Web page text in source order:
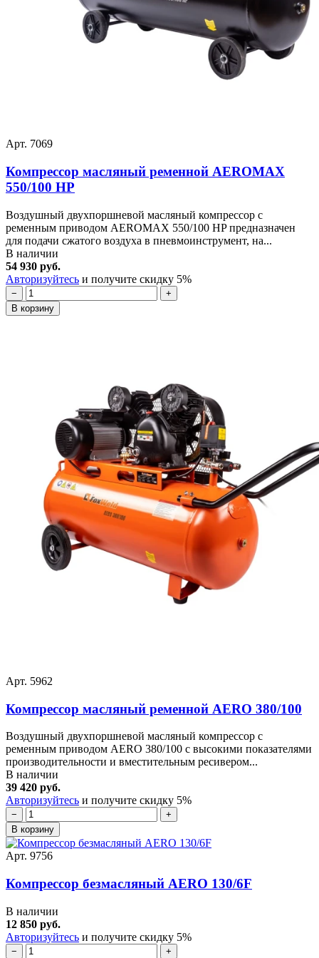
031-759
Муфта быстроразъемная 1/4"
(N000-031-752)
N000-
031-752
461.36
Арт. 7069
Компрессор масляный ременной AEROMAX
550/100 HP
Воздушный двухпоршневой масляный компрессор с
ременным приводом AEROMAX 550/100 HP предназначен
для подачи сжатого воздуха в пневмоинструмент, на...
В наличии
54 930 руб.
Авторизуйтесь и получите скидку 5%
−
+
В корзину
Арт. 5962
Компрессор масляный ременной AERO 380/100
Воздушный двухпоршневой масляный компрессор с
ременным приводом AERO 380/100 с высокими показателями
производительности и вместительным ресивером...
В наличии
39 420 руб.
Авторизуйтесь и получите скидку 5%
−
+
В корзину
Арт. 9756
Компрессор безмасляный AERO 130/6F
В наличии
12 850 руб.
Авторизуйтесь и получите скидку 5%
− +